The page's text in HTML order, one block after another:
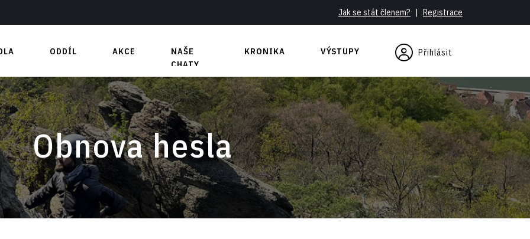
Jak se stát členem? | Registrace
ODDÍL
Výbor
Členové
Výhody
Boulderovka
Kontakty
Půjčovna
Partneři
Jak se zapojit?
AKCE
NAŠE
CHATY
Blatiny
Medvědí bouda
KRONIKA VÝSTUPY
Přihlásit
Obnova hesla